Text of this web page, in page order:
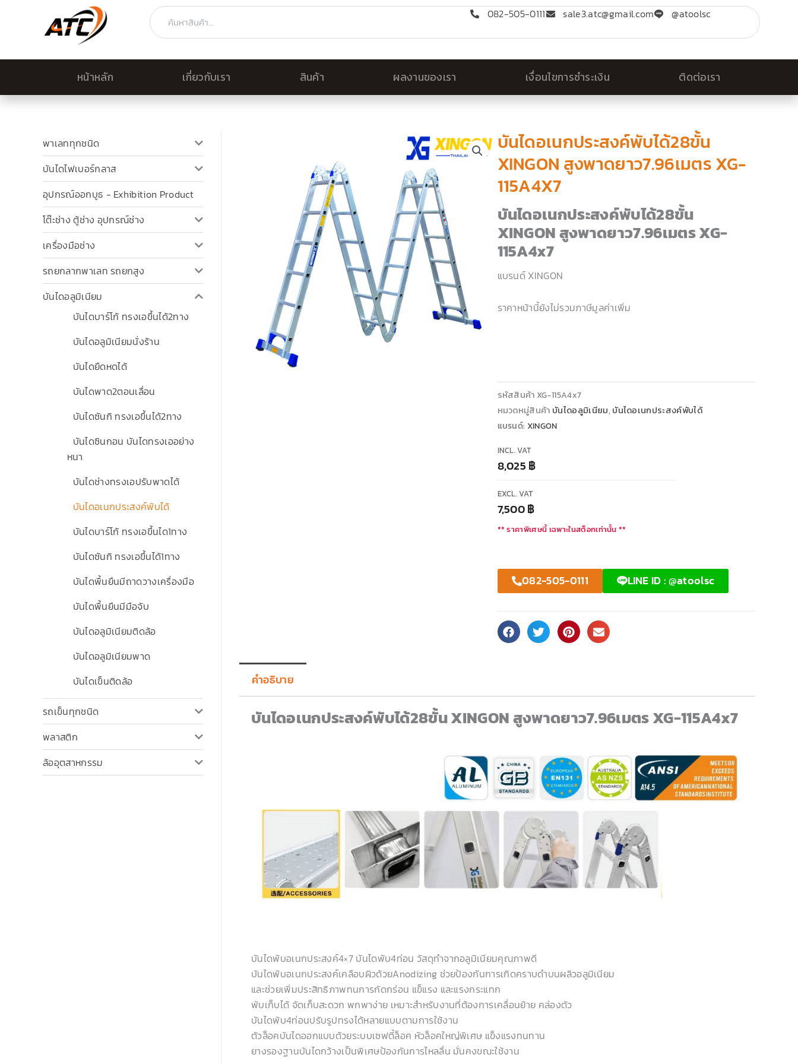
Search 082-505-0111 sale3.atc@gmail.com @atoolsc
หน้าหลัก เกี่ยวกับเรา สินค้า ผลงานของเรา เงื่อนไขการชำระเงิน ติดต่อเรา
พาเลททุกชนิด
บันไดไฟเบอร์กลาส
อุปกรณ์ออกบูธ - Exhibition Product
โต๊ะช่าง ตู้ช่าง อุปกรณ์ช่าง
เครื่องมือช่าง
รถยกลากพาเลท รถยกสูง
บันไดอลูมิเนียม
บันไดบาร์โก้ ทรงเอขึ้นได้2ทาง
บันไดอลูมิเนียมนั่งร้าน
บันไดยืดหดได้
บันไดพาด2ตอนเลื่อน
บันไดซันกิ ทรงเอขึ้นได้2ทาง
บันไดซินกอน บันไดทรงเออย่าง
หนา
บันไดช่างทรงเอปรับพาดได้
บันไดอเนกประสงค์พับได้
บันไดบาร์โก้ ทรงเอขึ้นได1ทาง
บันไดซันกิ ทรงเอขึ้นได้1ทาง
บันไดพื้นยืนมีถาดวางเครื่องมือ
บันไดพื้นยืนมีมือจับ
บันไดอลูมิเนียมติดล้อ
บันไดอลูมิเนียมพาด
บันไดเข็นติดล้อ
รถเข็นทุกชนิด
พลาสติก
ล้ออุตสาหกรรม
บันไดอเนกประสงค์พับได้28ขั้น
XINGON สูงพาดยาว7.96เมตร XG-
115A4X7
บันไดอเนกประสงค์พับได้28ขั้น
XINGON สูงพาดยาว7.96เมตร XG-
115A4x7
แบรนด์ XINGON
ราคาหน้านี้ยังไม่รวมภาษีมูลค่าเพิ่ม
รหัสสินค้า XG-115A4x7
หมวดหมู่สินค้า บันไดอลูมิเนียม,บันไดอเนกประสงค์พับได้
แบรนด์: XINGON
INCL. VAT
8,025 ฿
EXCL. VAT
7,500฿
** ราคาพิเศษนี้ เฉพาะในสต็อกเท่านั้น **
082-505-0111 LINE ID : @atoolsc
คำอธิบาย
บันไดอเนกประสงค์พับได้28ขั้น XINGON สูงพาดยาว7.96เมตร XG-115A4x7
บันไดพับอเนกประสงค์4×7 บันไดพับ4ท่อน วัสดุทำจากอลูมิเนียมคุณภาพดี
บันไดพับอเนกประสงค์เคลือบผิวด้วยAnodizing ช่วยป้องกันการเกิดคราบดำบนผลิวอลูมิเนียม
และช่วยเพิ่มประสิทธิภาพทนการกัดกร่อน แข็แรง และแรงกระแทก
พับเก็บได้ จัดเก็บสะดวก พกพาง่าย เหมาะสำหรับงานที่ต้องการเคลื่อนย้าย คล่องตัว
บันไดพับ4ท่อนปรับรูปทรงได้หลายแบบตามการใช้งาน
ตัวล็อคบันไดออกแบบด้วยระบบเซฟตี้ล็อค หัวล็อคใหญ่พิเศษ แข็งแรงทนทาน
ยางรองฐานบันไดกว้างเป็นพิเศษป้องกันการไหลลื่น มั่นคงขณะใช้งาน